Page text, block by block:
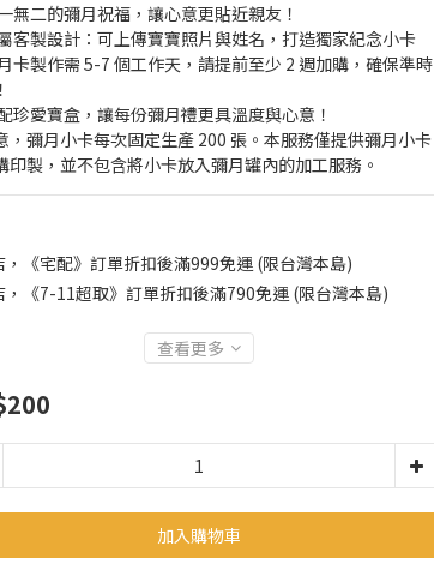
無二的彌月祝福，讓心意更貼近親友！
客製設計：可上傳寶寶照片與姓名，打造獨家紀念小卡
卡製作需 5-7 個工作天，請提前至少 2 週加購，確保準時
珍愛寶盒，讓每份彌月禮更具溫度與心意！
，彌月小卡每次固定生產 200 張。本服務僅提供彌月小卡
印製，並不包含將小卡放入彌月罐內的加工服務。
，《宅配》訂單折扣後滿999免運 (限台灣本島)
，《7-11超取》訂單折扣後滿790免運 (限台灣本島)
查看更多
加入購物車